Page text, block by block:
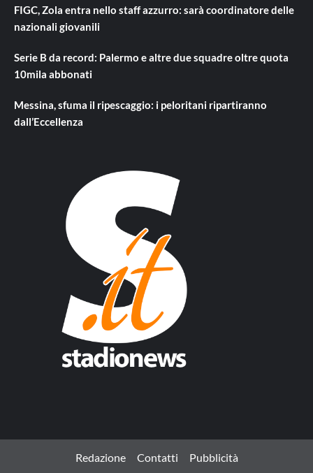
FIGC, Zola entra nello staff azzurro: sarà coordinatore delle
nazionali giovanili
Serie B da record: Palermo e altre due squadre oltre quota
10mila abbonati
Messina, sfuma il ripescaggio: i peloritani ripartiranno
dall’Eccellenza
Redazione Contatti Pubblicità